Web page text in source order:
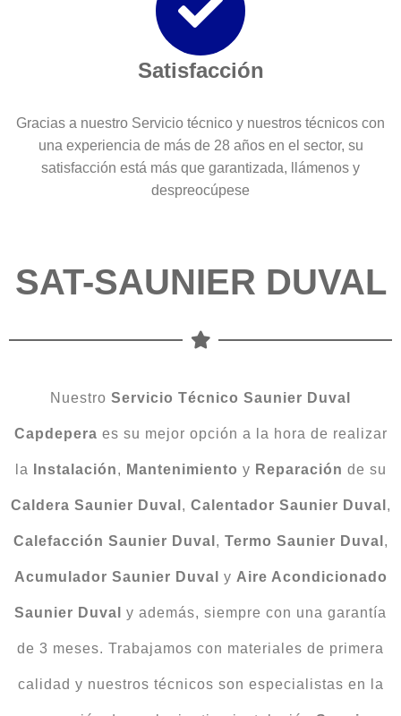
Satisfacción
Gracias a nuestro Servicio técnico y nuestros técnicos con
una experiencia de más de 28 años en el sector, su
satisfacción está más que garantizada, llámenos y
despreocúpese
SAT-SAUNIER DUVAL
Nuestro Servicio Técnico Saunier Duval
Capdepera es su mejor opción a la hora de realizar
la Instalación, Mantenimiento y Reparación de su
Caldera Saunier Duval , Calentador Saunier Duval ,
Calefacción Saunier Duval , Termo Saunier Duval ,
Acumulador Saunier Duval y Aire Acondicionado
Saunier Duval y además, siempre con una garantía
de 3 meses. Trabajamos con materiales de primera
calidad y nuestros técnicos son especialistas en la